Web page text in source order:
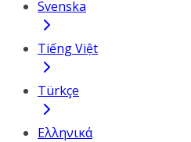
Svenska
Tiếng Việt
Türkçe
Ελληνικά